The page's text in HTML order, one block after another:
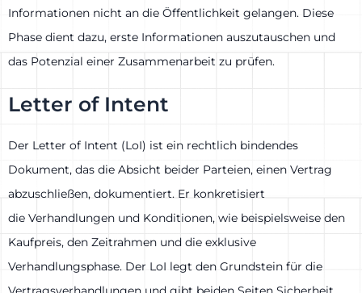
Informationen nicht an die Öffentlichkeit gelangen. Diese
Phase dient dazu, erste Informationen auszutauschen und
das Potenzial einer Zusammenarbeit zu prüfen.
Letter of Intent
Der Letter of Intent (LoI) ist ein rechtlich bindendes
Dokument, das die Absicht beider Parteien, einen Vertrag
abzuschließen, dokumentiert. Er konkretisiert
die Verhandlungen und Konditionen, wie beispielsweise den
Kaufpreis, den Zeitrahmen und die exklusive
Verhandlungsphase. Der LoI legt den Grundstein für die